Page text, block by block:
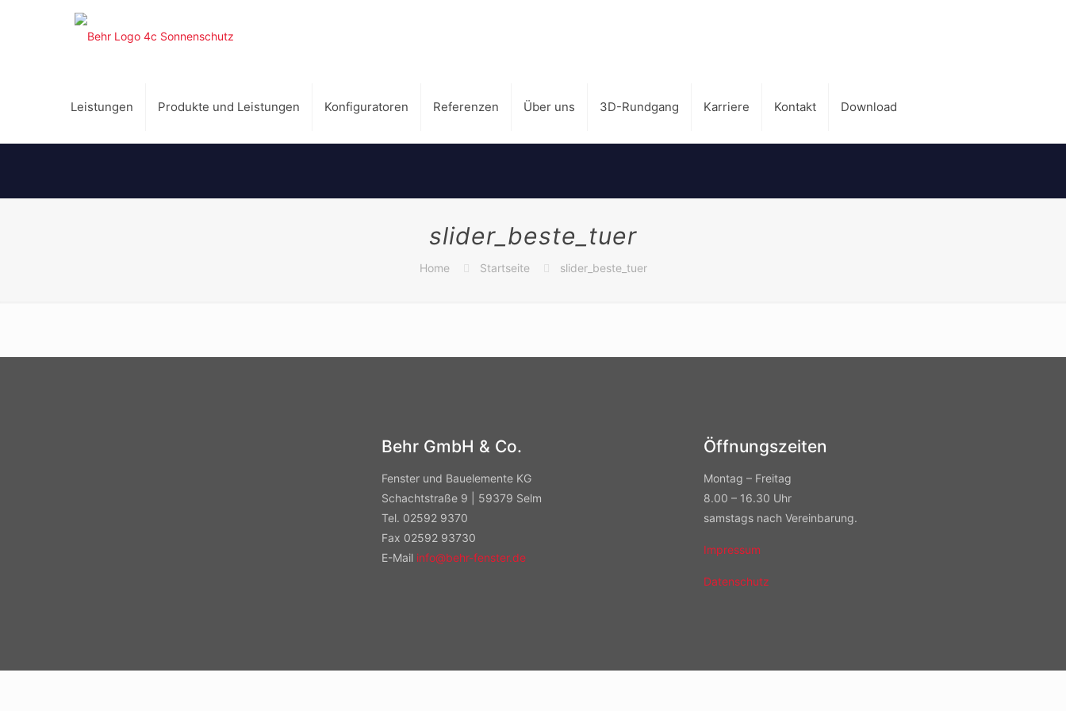
Leistungen Produkte und Leistungen Konfiguratoren Referenzen Über uns 3D-Rundgang Karriere Kontakt Download
slider_beste_tuer
Home Startseite slider_beste_tuer
Behr GmbH & Co.
Fenster und Bauelemente KG
Schachtstraße 9 | 59379 Selm
Tel. 02592 9370
Fax 02592 93730
E-Mail info@behr-fenster.de
Öffnungszeiten
Montag – Freitag
8.00 – 16.30 Uhr
samstags nach Vereinbarung.
Impressum
Datenschutz